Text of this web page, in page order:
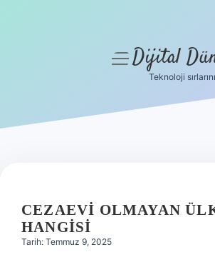
Hakkımızda
menüyüDijital
Teknoloji
CEZAEVI OLMAYAN
HANGISI
Tarih: Temmuz 9, 2025